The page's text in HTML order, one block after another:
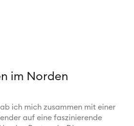
im Norden
ich mich zusammen mit einer
auf eine faszinierende